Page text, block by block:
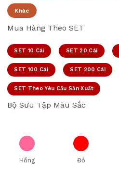
Khác
Mua Hàng Theo SET
SET 10 Cái SET 20 Cái
SET 100 Cái SET 200 Cái
SET Theo Yêu Cầu Sản Xuất
Bộ Sưu Tập Màu Sắc
Hồng Đỏ